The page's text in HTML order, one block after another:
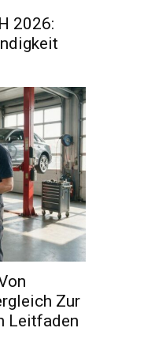
2026:
Zur
Leitfaden